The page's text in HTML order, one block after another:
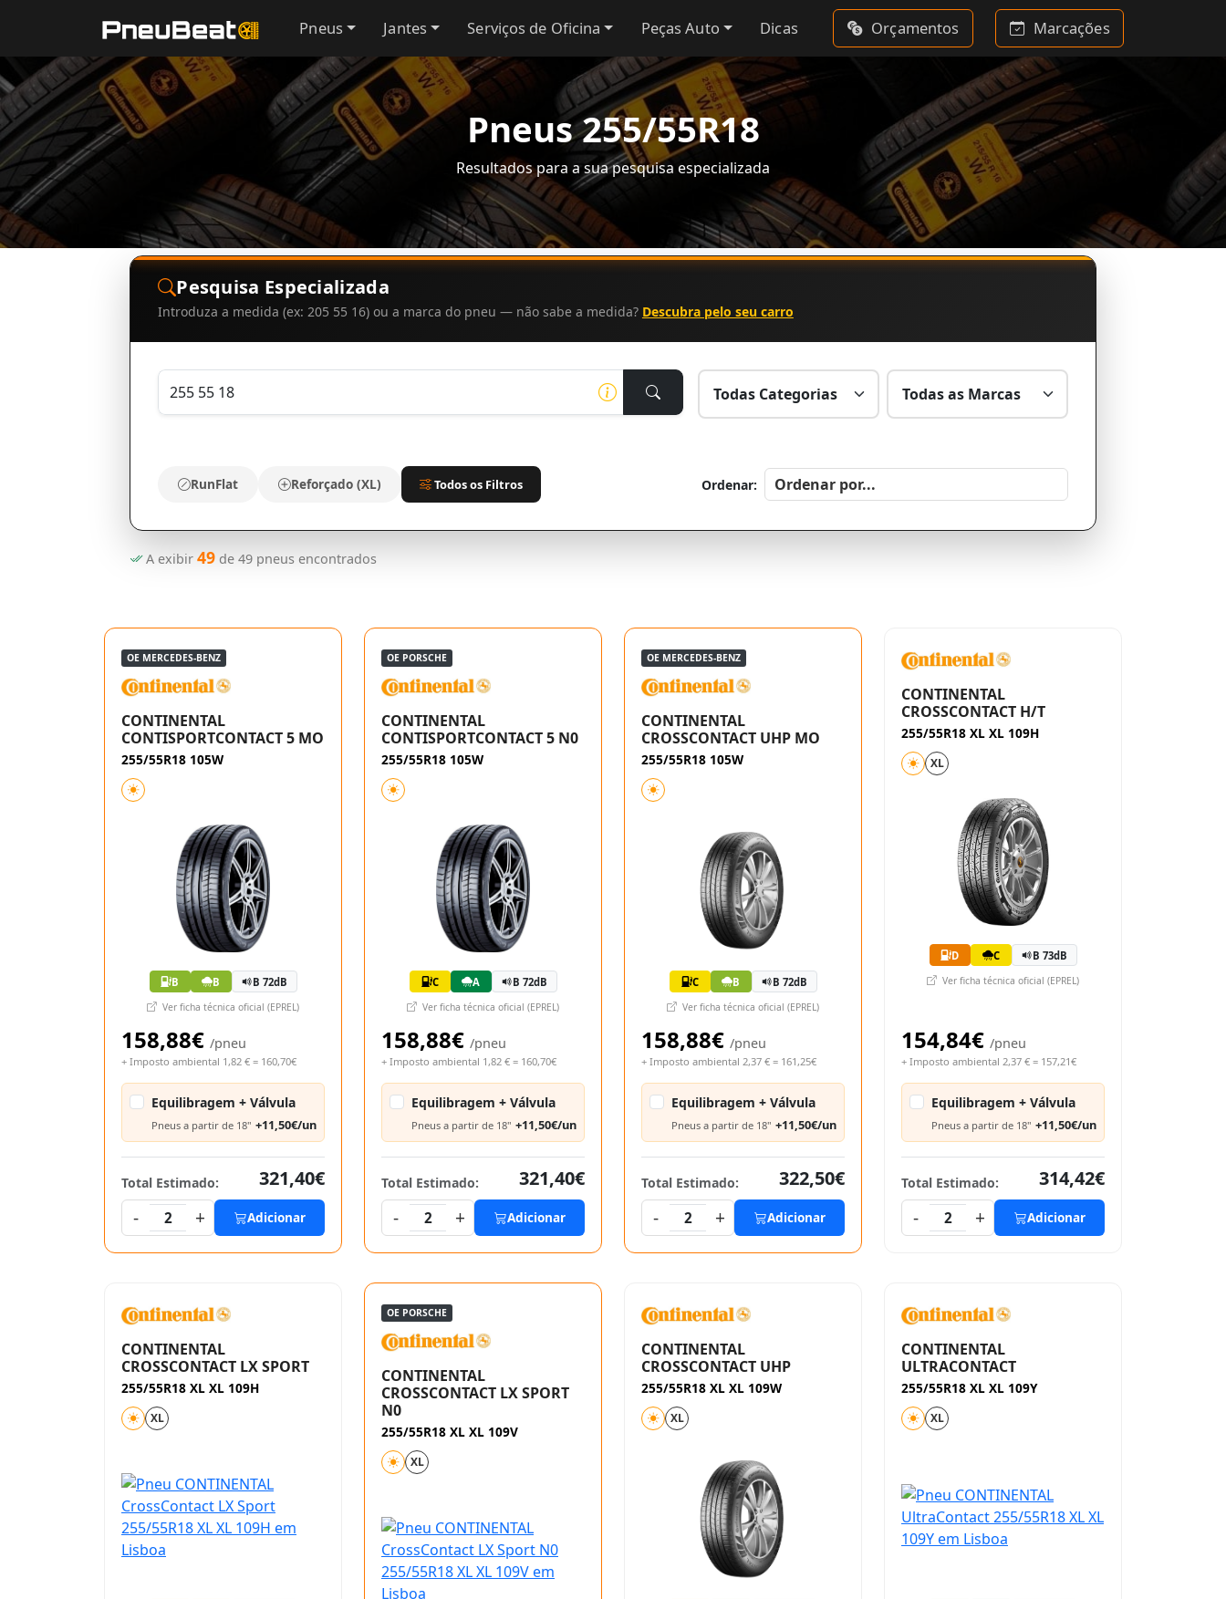
Pneus Jantes Serviços de Oficina Peças Auto Dicas Orçamentos Marcações
Pneus 255/55R18
Resultados para a sua pesquisa especializada
Pesquisa Especializada
Introduza a medida (ex: 205 55 16) ou a marca do pneu — não sabe a medida? Descubra pelo seu carro
RunFlat Reforçado (XL) Todos os Filtros Ordenar:
A exibir 49de 49pneus encontrados
OE MERCEDES-BENZ
CONTINENTAL
CONTISPORTCONTACT 5 MO
255/55R18 105W
B B B 72dB
Ver ficha técnica oficial (EPREL)
158,88€ /pneu
+ Imposto ambiental 1,82 € = 160,70€
Equilibragem + Válvula
Pneus a partir de 18" +11,50€/un
Total Estimado:
321,40€
-
2 + Adicionar
OE PORSCHE
CONTINENTAL
CONTISPORTCONTACT 5 N0
255/55R18 105W
C A B 72dB
Ver ficha técnica oficial (EPREL)
158,88€ /pneu
+ Imposto ambiental 1,82 € = 160,70€
Equilibragem + Válvula
Pneus a partir de 18" +11,50€/un
Total Estimado:
321,40€
-
2 + Adicionar
OE MERCEDES-BENZ
CONTINENTAL
CROSSCONTACT UHP MO
255/55R18 105W
C B B 72dB
Ver ficha técnica oficial (EPREL)
158,88€ /pneu
+ Imposto ambiental 2,37 € = 161,25€
Equilibragem + Válvula
Pneus a partir de 18" +11,50€/un
Total Estimado:
322,50€
-
2 + Adicionar
CONTINENTAL
CROSSCONTACT H/T
255/55R18 XL XL 109H
XL
D C B 73dB
Ver ficha técnica oficial (EPREL)
154,84€ /pneu
+ Imposto ambiental 2,37 € = 157,21€
Equilibragem + Válvula
Pneus a partir de 18" +11,50€/un
Total Estimado:
314,42€
-
2 + Adicionar
CONTINENTAL
CROSSCONTACT LX SPORT
255/55R18 XL XL 109H
XL
OE PORSCHE
CONTINENTAL
CROSSCONTACT LX SPORT
N0
255/55R18 XL XL 109V
XL
CONTINENTAL
CROSSCONTACT UHP
255/55R18 XL XL 109W
XL
CONTINENTAL
ULTRACONTACT
255/55R18 XL XL 109Y
XL